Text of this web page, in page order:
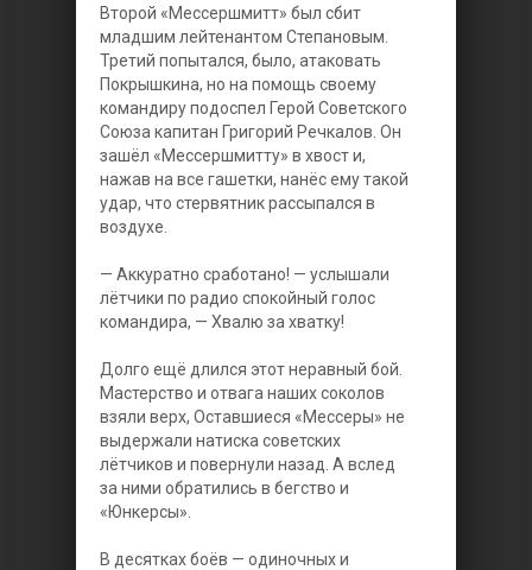
Второй «Мессершмитт» был сбит
младшим лейтенантом Степановым.
Третий попытался, было, атаковать
Покрышкина, но на помощь своему
командиру подоспел Герой Советского
Союза капитан Григорий Речкалов. Он
зашёл «Мессершмитту» в хвост и,
нажав на все гашетки, нанёс ему такой
удар, что стервятник рассыпался в
воздухе.
— Аккуратно сработано! — услышали
лётчики по радио спокойный голос
командира, — Хвалю за хватку!
Долго ещё длился этот неравный бой.
Мастерство и отвага наших соколов
взяли верх, Оставшиеся «Мессеры» не
выдержали натиска советских
лётчиков и повернули назад. А вслед
за ними обратились в бегство и
«Юнкерсы».
В десятках боёв — одиночных и